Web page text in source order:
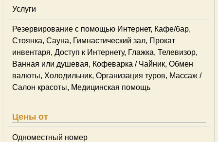
Услуги
Резервирование с помощью Интернет, Кафе/бар,
Стоянка, Сауна, Гимнастический зал, Прокат
инвентаря, Доступ к Интернету, Глажка, Телевизор,
Ванная или душевая, Кофеварка / Чайник, Обмен
валюты, Холодильник, Организация туров, Массаж /
Салон красоты, Медицинская помощь
Цены от
Одноместный номер